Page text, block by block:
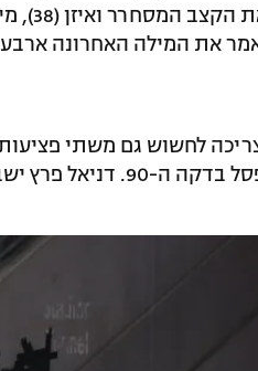
להשלים מהפך
הנהדר אמר את המילה
לחשוש גם משתי
והוחלף בדקה ה-72, אופמקאנו ירד